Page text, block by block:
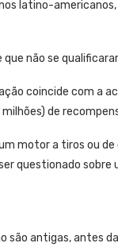
latino-
que não se
coincide com a
de
motor a tiros ou
questionado
antigas, antes